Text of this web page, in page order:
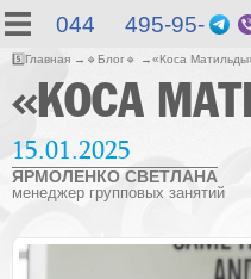
044 495-95-
5️⃣Главная 🔹 Блог🔹 «Коса
«КОСА
15.01.2025
ЯРМОЛЕНКО СВЕТЛАНА
менеджер групповых занятий